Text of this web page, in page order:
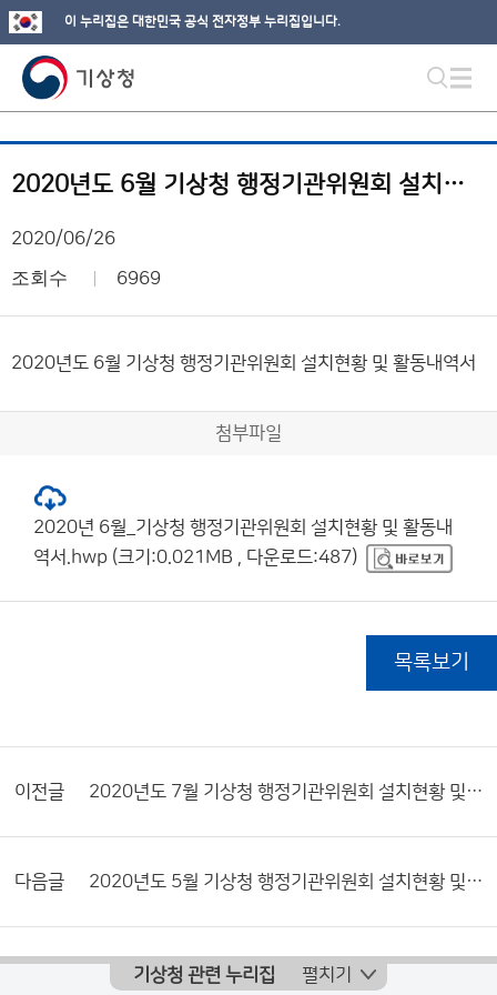
이 누리집은 대한민국 공식 전자정부 누리집입니다.
2020년도 6월 기상청 행정기관위원회 설치현황 및 활동내역서
2020/06/26
조회수 6969
2020년도 6월 기상청 행정기관위원회 설치현황 및 활동내역서
첨부파일
2020년 6월_기상청 행정기관위원회 설치현황 및 활동내
역서.hwp (크기:0.021MB , 다운로드:487)
목록보기
이전글 2020년도 7월 기상청 행정기관위원회 설치현황 및 활동내역서
다음글 2020년도 5월 기상청 행정기관위원회 설치현황 및 활동내역서
기상청 관련 누리집 펼치기